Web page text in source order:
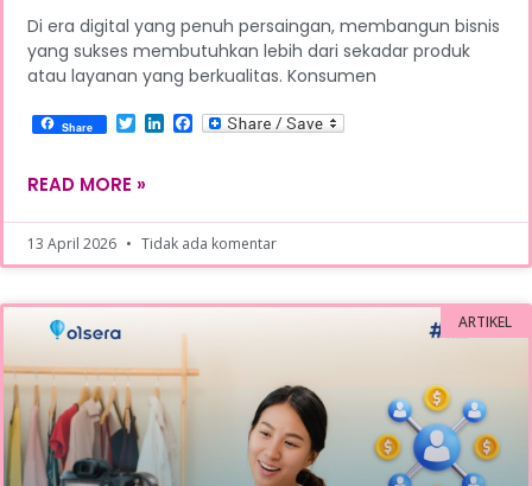
Di era digital yang penuh persaingan, membangun bisnis
yang sukses membutuhkan lebih dari sekadar produk
atau layanan yang berkualitas. Konsumen
Share TwitterLinkedInFacebook
READ MORE »
13 April 2026 Tidak ada komentar
ARTIKEL